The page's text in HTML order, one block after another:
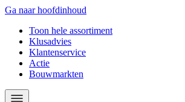
Ga naar hoofdinhoud
Toon hele assortiment
Klusadvies
Klantenservice
Actie
Bouwmarkten